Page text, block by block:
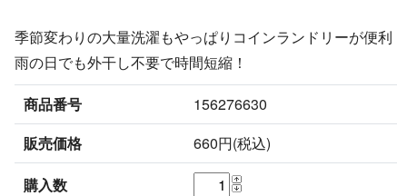
季節変わりの大量洗濯もやっぱりコインランドリーが便利
雨の日でも外干し不要で時間短縮！
商品番号
156276630
販売価格
660円(税込)
購入数